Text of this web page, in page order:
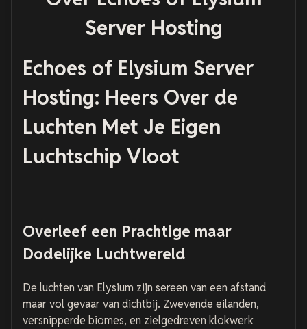
Server Hosting
Echoes of Elysium Server
Hosting: Heers Over de
Luchten Met Je Eigen
Luchtschip Vloot
Overleef een Prachtige maar
Dodelijke Luchtwereld
De luchten van Elysium zijn sereen van een afstand
maar vol gevaar van dichtbij. Zwevende eilanden,
versnipperde biomes, en zielgedreven klokwerk